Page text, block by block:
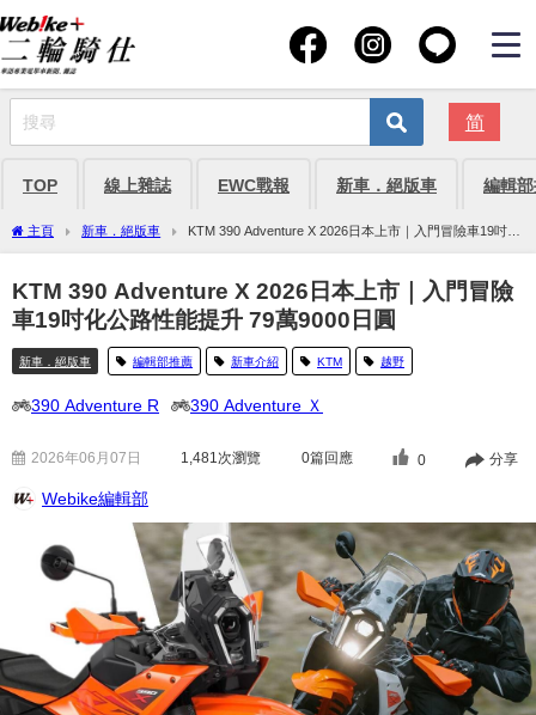
简
TOP 線上雜誌 EWC戰報 新車．絕版車 編輯
主頁 新車．絕版車
KTM 390 Adventure X 2026日本上市｜入門冒險車19吋化
公路性能提升 79萬9000日圓
KTM 390 Adventure X 2026日本上市｜入門冒險
車19吋化公路性能提升 79萬9000日圓
新車．絕版車 編輯部推薦 新車介紹 KTM 越野
390 Adventure R 390 Adventure Ｘ
2026年06月07日 1,481 次瀏覽 0篇回應 0 分享
Webike編輯部